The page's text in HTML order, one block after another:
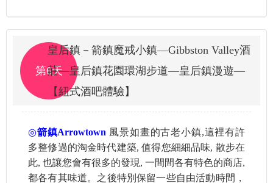
第6天
皇后鎮－箭鎮魔戒小鎮—Gibbston Valley酒
莊—皇后鎮花園環湖步道—皇后鎮漫遊—
【紐式酒吧體驗】
◎箭鎮Arrowtown 風景如畫的古老小鎮,這裡有許
多整修過的淘金時代建築, 值得您細細品味, 散步在
此, 也讓您會有很多的發現, 一間間各有特色的商店,
都各有其味道。之後特別保留一些自由活動時間，